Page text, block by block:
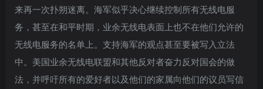
来再一次扑朔迷离。海军似乎决心继续控制所有无线电服
务，甚至在和平时期，业余无线电表面上也不在他们允许的
无线电服务的名单上。支持海军的观点甚至要被写入立法
中。美国业余无线电联盟和其他反对者奋力反对国会的做
法，并呼吁所有的爱好者以及他们的家属向他们的议员写信